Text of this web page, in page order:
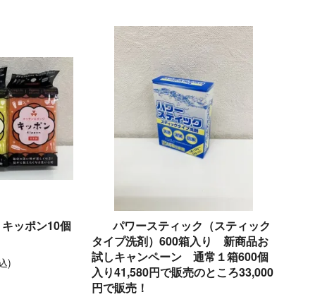
ッポン10個
)
パワースティック（スティック
タイプ洗剤）600箱入り 新商品お
試しキャンペーン 通常１箱600個
入り41,580円で販売のところ33,000
円で販売！